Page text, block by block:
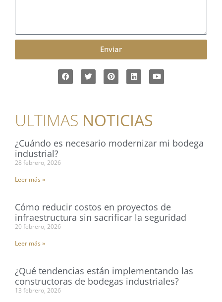
Enviar
ULTIMAS NOTICIAS
¿Cuándo es necesario modernizar mi bodega
industrial?
28 febrero, 2026
Leer más »
Cómo reducir costos en proyectos de
infraestructura sin sacrificar la seguridad
20 febrero, 2026
Leer más »
¿Qué tendencias están implementando las
constructoras de bodegas industriales?
13 febrero, 2026